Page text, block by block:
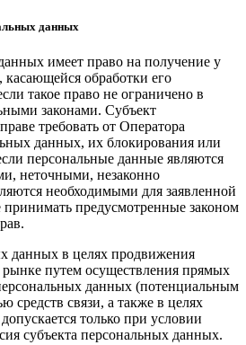
данных
имеет право на получение у
обработки его
такое право не ограничено в
законами. Субъект
требовать от Оператора
данных, их блокирования или
персональные данные являются
неточными, незаконно
необходимыми для заявленной
принимать предусмотренные законом
данных в целях продвижения
рынке путем осуществления прямых
данных (потенциальным
средств связи, а также в целях
только при условии
субъекта персональных данных.